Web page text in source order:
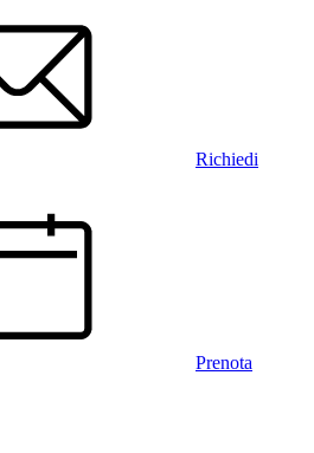
Richiedi
Prenota